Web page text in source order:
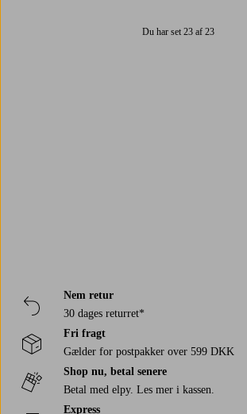
Du har set 23 af 23
Nem retur
30 dages returret*
Fri fragt
Gælder for postpakker over 599 DKK
Shop nu, betal senere
Betal med elpy. Les mer i kassen.
Express